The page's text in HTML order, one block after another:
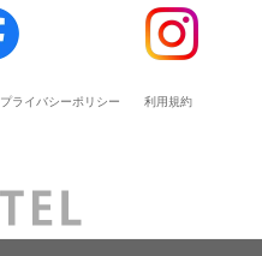
プライバシーポリシー 利用規約